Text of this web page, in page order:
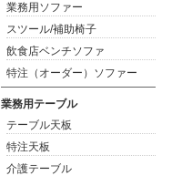
業務用ソファー
スツール/補助椅子
飲食店ベンチソファ
特注（オーダー）ソファー
業務用テーブル
テーブル天板
特注天板
介護テーブル